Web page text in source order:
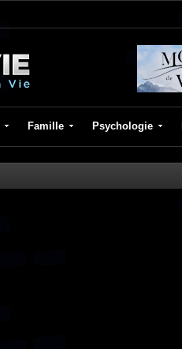
Famille Psychologie